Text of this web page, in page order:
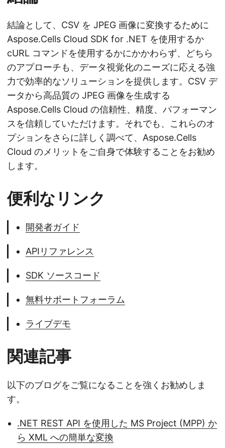
結論として、CSV を JPEG 画像に変換するために
Aspose.Cells Cloud SDK for .NET を使用するか
cURL コマンドを使用するかにかかわらず、どちら
のアプローチも、データ視覚化のニーズに応える強
力で効率的なソリューションを提供します。CSV デ
ータから高品質の JPEG 画像を生成する
Aspose.Cells Cloud の信頼性、精度、パフォーマン
スを信頼していただけます。それでも、これらのオ
プションをさらに詳しく調べて、Aspose.Cells
Cloud のメリットをご自身で体験することをお勧め
します。
便利なリンク
開発者ガイド
APIリファレンス
SDK ソースコード
無料サポートフォーラム
ライブデモ
関連記事
以下のブログをご覧になることを強くお勧めしま
す。
.NET REST API を使用した MS Project (MPP) か
ら XML への簡単な変換